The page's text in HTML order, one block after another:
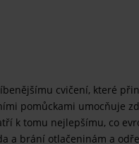
cvičení, které
pomůckami umocňuje
k tomu nejlepšímu, co
a brání otlačeninám a